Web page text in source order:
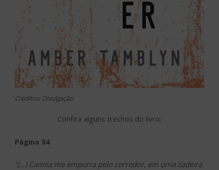
Créditos: Divulgação
Confira alguns trechos do livro:
Página 34
“(…) Camila me empurra pelo corredor, em uma cadeira